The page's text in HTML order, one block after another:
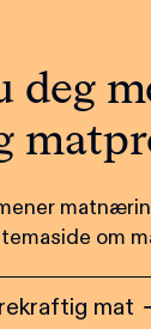
deg
om
mat